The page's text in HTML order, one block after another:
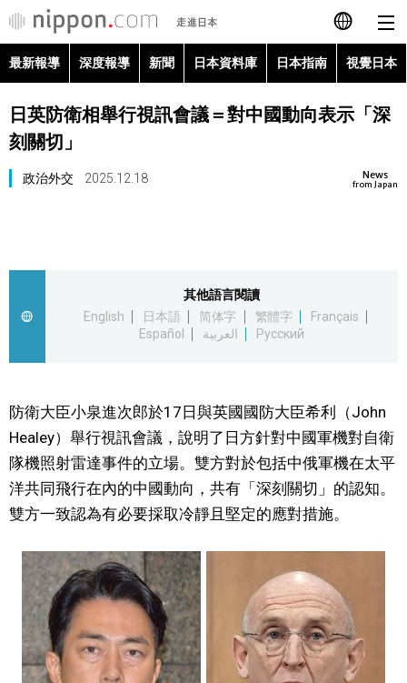
日本語
English
最新報導
視覺日本
臺灣香港
人物訪談
日本入門
official SNS
最新報導 深度報導 新聞 日本資料庫 日本指南 視覺日本
日英防衛相舉行視訊會議＝對中國動向表示「深
刻關切」
News
from Japan
政治外交 2025.12.18
其他語言閱讀
English
日本語 简体字 繁體字
Français
Español
العربية Русский
防衛大臣小泉進次郎於17日與英國國防大臣希利（John
Healey）舉行視訊會議，說明了日方針對中國軍機對自衛
隊機照射雷達事件的立場。雙方對於包括中俄軍機在太平
洋共同飛行在內的中國動向，共有「深刻關切」的認知。
雙方一致認為有必要採取冷靜且堅定的應對措施。